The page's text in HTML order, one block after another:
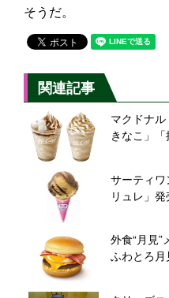
そうだ。
関連記事
マクドナ
きなこ」
サーティ
リュレ」
外食“月見
ふわとろ